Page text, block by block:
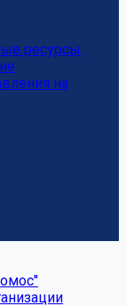
ресурсы
на